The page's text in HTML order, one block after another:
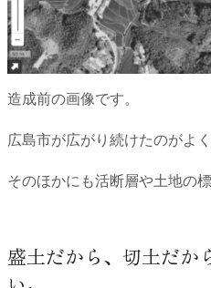
造成前の画像です。
広島市が広がり続けたのがよく
そのほかにも活断層や土地の
盛土だから、切土だか